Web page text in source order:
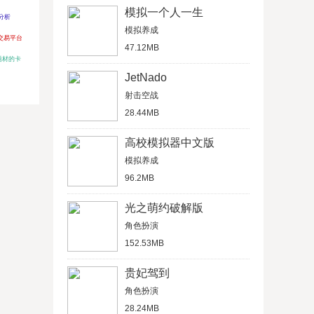
析
易平台
材的卡
模拟一个人一生
模拟养成
47.12MB
JetNado
射击空战
28.44MB
高校模拟器中文版
模拟养成
96.2MB
光之萌约破解版
角色扮演
152.53MB
贵妃驾到
角色扮演
28.24MB